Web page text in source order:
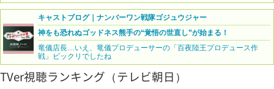
キャストブログ｜ナンバーワン戦隊ゴジュウジャー
神をも恐れぬゴッドネス熊手の“覚悟の世直し”が始まる！
竜儀店長…いえ、竜儀プロデューサーの「百夜陸王プロデュース作
戦」ビックリでしたね
TVer視聴ランキング（テレビ朝日）